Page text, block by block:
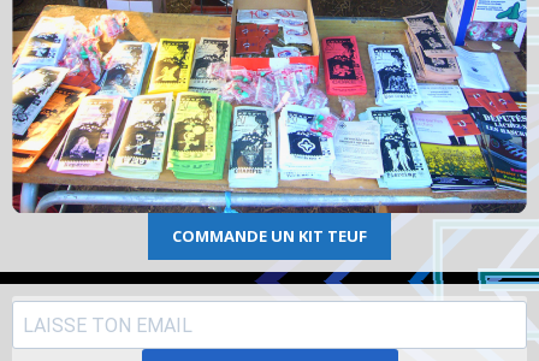
COMMANDE UN KIT TEUF